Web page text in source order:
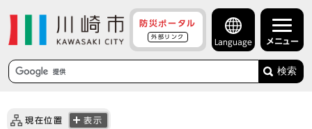
防災ポータル
外部リンク
Language メニュー
検索
現在位置 表示